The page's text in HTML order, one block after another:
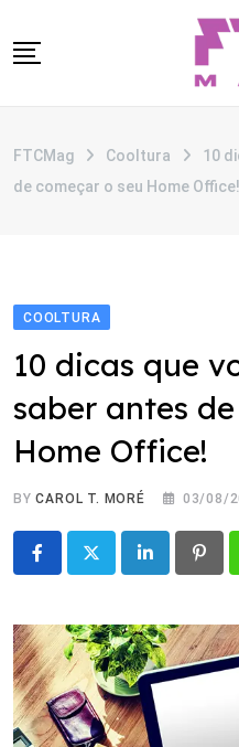
to
CATEGORIAS
FTCMag Cooltura
10
de começar o seu Home Office!
COOLTURA
10 dicas que
saber antes
Home Office!
BYCAROL T. MORÉ 03/08/
LinkedIn